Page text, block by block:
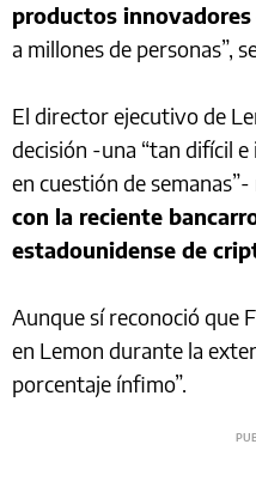
productos innovadores
a millones de personas”,
El director ejecutivo de
decisión -una “tan difícil e
en cuestión de semanas”-
con la reciente
estadounidense de
Aunque sí reconoció que
en Lemon durante la
porcentaje ínfimo”.